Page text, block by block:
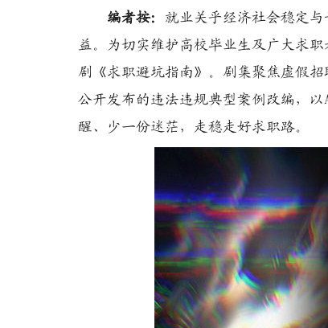
编者按： 就业关乎经济社会稳定
益。为切实维护高校毕业生及广大求职
剧《求职避坑指南》。剧集聚焦虚
公开发布的违法违规典型案例改编，
醒、少一份迷茫，走稳走好求职路。